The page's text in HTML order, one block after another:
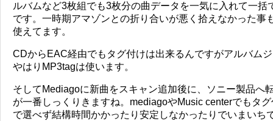
ルバムなど3枚組でも3枚分の曲データを一気に入れて一
です。一時期アマゾンとの折り合いが悪く拾えなかった事
使えてます。
CDからEAC経由でもタグ付けは出来るんですがアルバム
やはりMP3tagは使います。
そしてMediagoに新曲をスキャン追加後に、ソニー製品
が一番しっくりきますね。mediagoやMusic centerでもタ
で選べず結構時間かかったり安定しなかったりでいまい